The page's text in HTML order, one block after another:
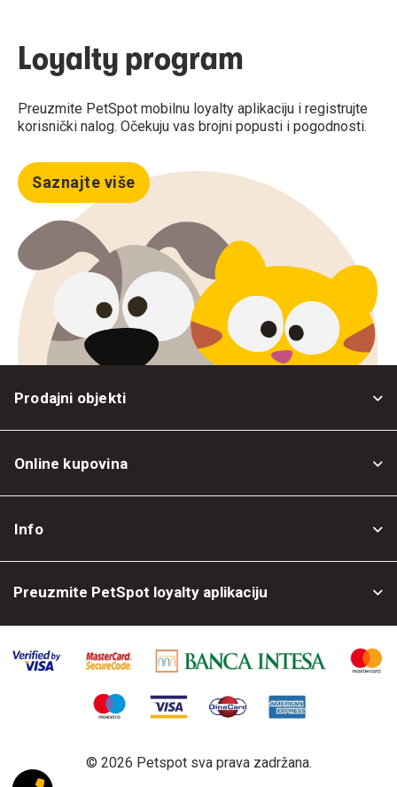
Loyalty program
Preuzmite PetSpot mobilnu loyalty aplikaciju i registrujte
korisnički nalog. Očekuju vas brojni popusti i pogodnosti.
Saznajte više
Prodajni objekti
Online kupovina
Info
Preuzmite PetSpot loyalty aplikaciju
© 2026 Petspot sva prava zadržana.